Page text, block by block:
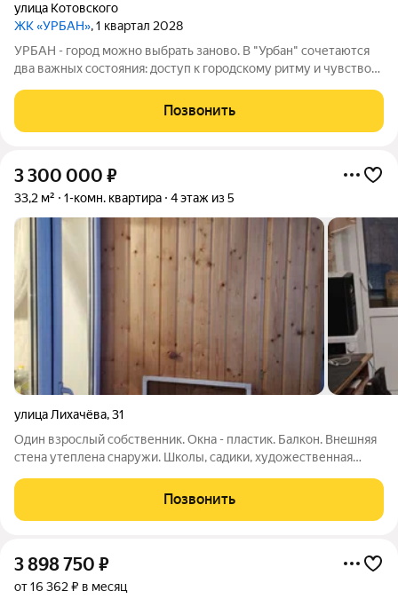
улица Котовского
ЖК «УРБАН», 1 квартал 2028
УРБАН - город можно выбрать заново. В "Урбан" сочетаются
два важных состояния: доступ к городскому ритму и чувство
удобная городская база: понятные маршруты, близость
инфраструктуры,
Позвонить
3 300 000 ₽
33,2 м² 1-комн. квартира 4 этаж из 5
улица Лихачёва,31
Один взрослый собственник. Окна - пластик. Балкон. Внешняя
стена утеплена снаружи. Школы, садики, художественная
Убедительная просьба, агентства не беспокоить.
Позвонить
3 898 750 ₽
от 16 362 ₽ в месяц